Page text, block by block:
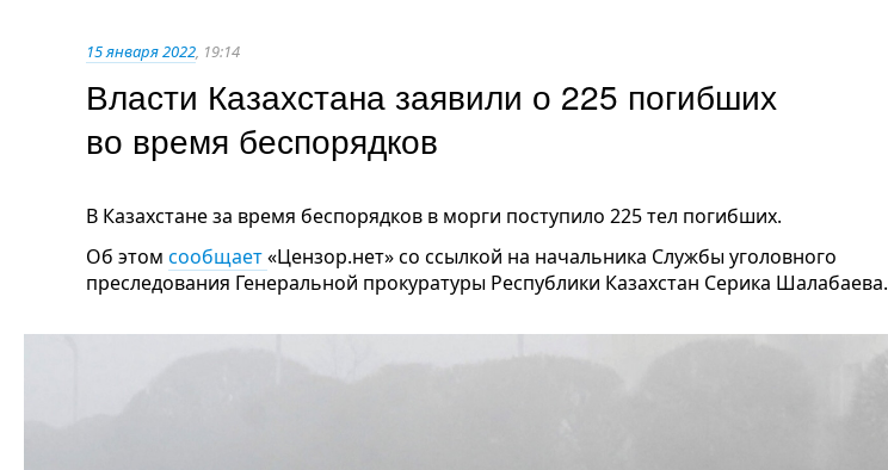
15 января 2022, 19:14
Власти Казахстана заявили о 225 погибших
во время беспорядков
В Казахстане за время беспорядков в морги поступило 225 тел погибших.
Об этом сообщает«Цензор.нет» со ссылкой на начальника Службы уголовного
преследования Генеральной прокуратуры Республики Казахстан Серика Шалабаева.